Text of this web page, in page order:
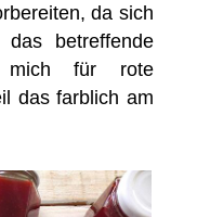
da sich
betreffende
mich für rote
das farblich am